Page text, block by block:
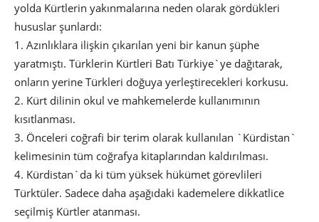
yolda Kürtlerin yakınmalarına neden olarak gördükleri
hususlar şunlardı:
1. Azınlıklara ilişkin çıkarılan yeni bir kanun şüphe
yaratmıştı. Türklerin Kürtleri Batı Türkiye`ye dağıtarak,
onların yerine Türkleri doğuya yerleştirecekleri korkusu.
2. Kürt dilinin okul ve mahkemelerde kullanımının
kısıtlanması.
3. Önceleri coğrafi bir terim olarak kullanılan `Kürdistan`
kelimesinin tüm coğrafya kitaplarından kaldırılması.
4. Kürdistan`da ki tüm yüksek hükümet görevlileri
Türktüler. Sadece daha aşağıdaki kademelere dikkatlice
seçilmiş Kürtler atanması.